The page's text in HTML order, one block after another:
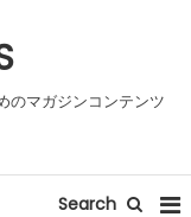
のマガジンコンテンツ
Search